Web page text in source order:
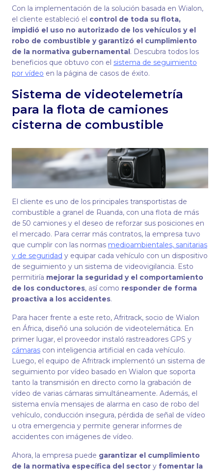
Con la implementación de la solución basada en Wialon,
el cliente estableció el control de toda su flota,
impidió el uso no autorizado de los vehículos y el
robo de combustible y garantizó el cumplimiento
de la normativa gubernamental. Descubra todos los
beneficios que obtuvo con el sistema de seguimiento
por vídeo en la página de casos de éxito.
Sistema de videotelemetría
para la flota de camiones
cisterna de combustible
El cliente es uno de los principales transportistas de
combustible a granel de Ruanda, con una flota de más
de 50 camiones y el deseo de reforzar sus posiciones en
el mercado. Para cerrar más contratos, la empresa tuvo
que cumplir con las normas medioambientales, sanitarias
y de seguridad y equipar cada vehículo con un dispositivo
de seguimiento y un sistema de videovigilancia. Esto
permitiría mejorar la seguridad y el comportamiento
de los conductores, así como responder de forma
proactiva a los accidentes.
Para hacer frente a este reto, Afritrack, socio de Wialon
en África, diseñó una solución de videotelemática. En
primer lugar, el proveedor instaló rastreadores GPS y
cámaras con inteligencia artificial en cada vehículo.
Luego, el equipo de Afritrack implementó un sistema de
seguimiento por vídeo basado en Wialon que soporta
tanto la transmisión en directo como la grabación de
vídeo de varias cámaras simultáneamente. Además, el
sistema envía mensajes de alarma en caso de robo del
vehículo, conducción insegura, pérdida de señal de vídeo
u otra emergencia y permite generar informes de
accidentes con imágenes de vídeo.
Ahora, la empresa puede garantizar el cumplimiento
de la normativa específica del sector y fomentar la